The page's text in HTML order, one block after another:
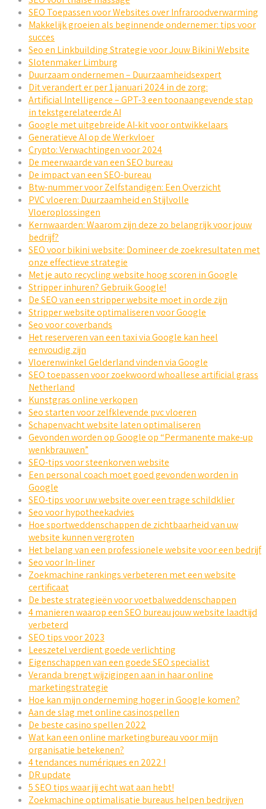
SEO Toepassen voor Websites over Infraroodverwarming
Makkelijk groeien als beginnende ondernemer: tips voor
succes
Seo en Linkbuilding Strategie voor Jouw Bikini Website
Slotenmaker Limburg
Duurzaam ondernemen – Duurzaamheidsexpert
Dit verandert er per 1 januari 2024 in de zorg:
Artificial Intelligence – GPT-3 een toonaangevende stap
in tekstgerelateerde AI
Google met uitgebreide AI-kit voor ontwikkelaars
Generatieve AI op de Werkvloer
Crypto: Verwachtingen voor 2024
De meerwaarde van een SEO bureau
De impact van een SEO-bureau
Btw-nummer voor Zelfstandigen: Een Overzicht
PVC vloeren: Duurzaamheid en Stijlvolle
Vloeroplossingen
Kernwaarden: Waarom zijn deze zo belangrijk voor jouw
bedrijf?
SEO voor bikini website: Domineer de zoekresultaten met
onze effectieve strategie
Met je auto recycling website hoog scoren in Google
Stripper inhuren? Gebruik Google!
De SEO van een stripper website moet in orde zijn
Stripper website optimaliseren voor Google
Seo voor coverbands
Het reserveren van een taxi via Google kan heel
eenvoudig zijn
Vloerenwinkel Gelderland vinden via Google
SEO toepassen voor zoekwoord whoallese artificial grass
Netherland
Kunstgras online verkopen
Seo starten voor zelfklevende pvc vloeren
Schapenvacht website laten optimaliseren
Gevonden worden op Google op “Permanente make-up
wenkbrauwen”
SEO-tips voor steenkorven website
Een personal coach moet goed gevonden worden in
Google
SEO-tips voor uw website over een trage schildklier
Seo voor hypotheekadvies
Hoe sportweddenschappen de zichtbaarheid van uw
website kunnen vergroten
Het belang van een professionele website voor een bedrijf
Seo voor In-liner
Zoekmachine rankings verbeteren met een website
certificaat
De beste strategieën voor voetbalweddenschappen
4 manieren waarop een SEO bureau jouw website laadtijd
verbeterd
SEO tips voor 2023
Leeszetel verdient goede verlichting
Eigenschappen van een goede SEO specialist
Veranda brengt wijzigingen aan in haar online
marketingstrategie
Hoe kan mijn onderneming hoger in Google komen?
Aan de slag met online casinospellen
De beste casino spellen 2022
Wat kan een online marketingbureau voor mijn
organisatie betekenen?
4 tendances numériques en 2022 !
DR update
5 SEO tips waar jij echt wat aan hebt!
Zoekmachine optimalisatie bureaus helpen bedrijven